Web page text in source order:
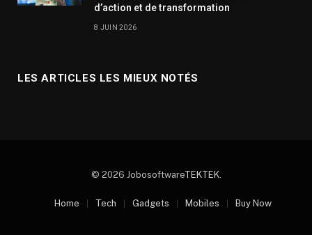
d’action et de transformation
8 JUIN 2026
LES ARTICLES LES MIEUX NOTÉS
© 2026 JobosoftwareTEKTEK.
Home Tech Gadgets Mobiles Buy Now